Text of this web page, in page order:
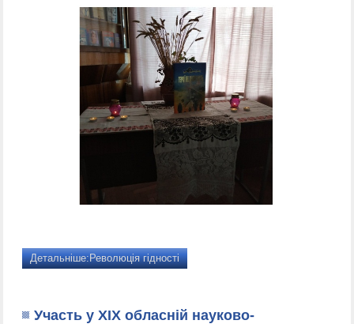
Детальніше:Революція гідності
Участь у XIX обласній науково-